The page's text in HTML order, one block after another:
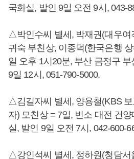
국화실, 발인 9일 오전 9시, 043-
△박인수씨 별세, 박재권(대우여
귀숙 부친상, 이종덕(한국은행
일 오후 1시20분, 부산 금정구
9일 12시, 051-790-5000.
△김길자씨 별세, 양용철(KBS 보
자) 모친상 = 7일, 빈소 대전 건
실, 발인 9일 오전 7시, 042-600-
△강인석씨 별세, 정하원(청담서